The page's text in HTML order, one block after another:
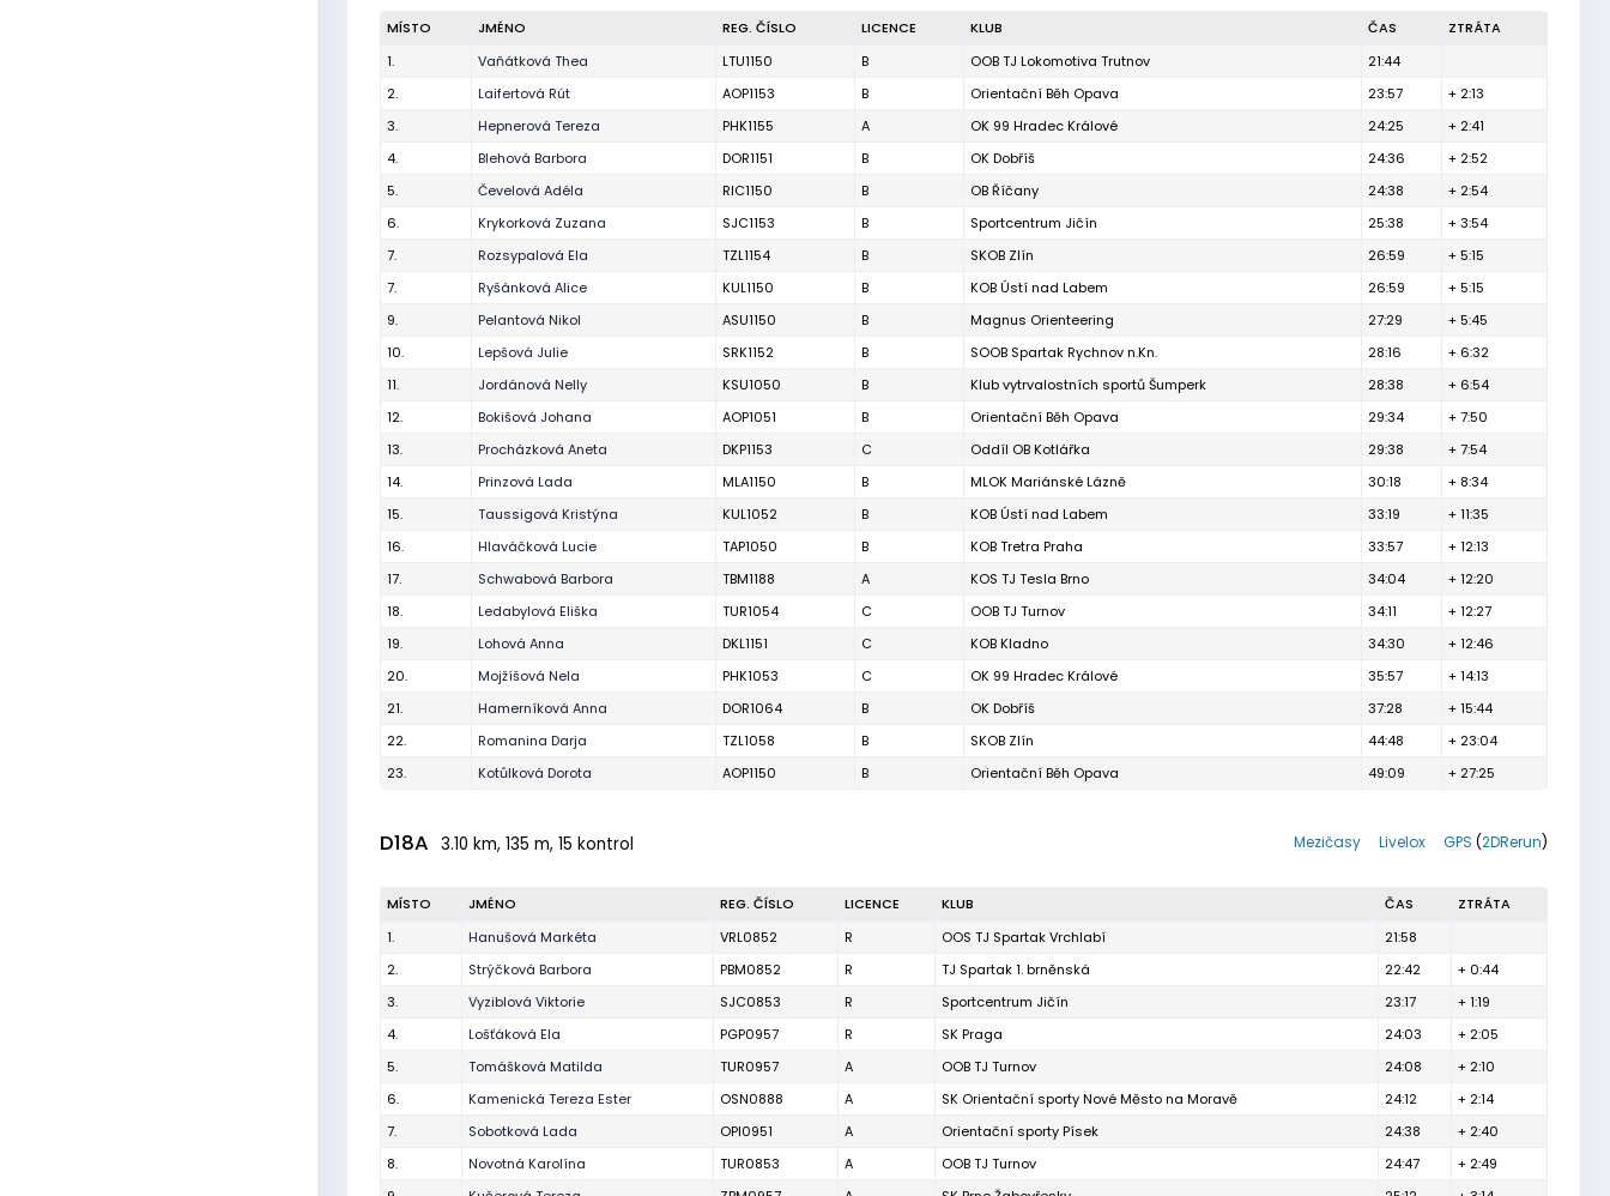
MÍSTO JMÉNO REG. ČÍSLO LICENCE KLUB ČAS
ZTRÁTA
1.
Vaňátková Thea LTU1150 B OOB TJ Lokomotiva Trutnov
21:44
2.
Laifertová Rút AOP1153 B Orientační Běh Opava 23:57
+ 2:13
3.
Hepnerová Tereza PHK1155 A OK 99 Hradec Králové 24:25
+ 2:41
4.
Blehová Barbora DOR1151 B OK Dobříš 24:36
+ 2:52
5.
Čevelová Adéla RIC1150 B OB Říčany 24:38
+ 2:54
6.
Krykorková Zuzana SJC1153 B Sportcentrum Jičín 25:38
+ 3:54
7.
Rozsypalová Ela TZL1154 B SKOB Zlín 26:59
+ 5:15
7.
Ryšánková Alice KUL1150 B KOB Ústí nad Labem 26:59
+ 5:15
9.
Pelantová Nikol ASU1150 B Magnus Orienteering 27:29
+ 5:45
10.
Lepšová Julie SRK1152 B SOOB Spartak Rychnov n.Kn. 28:16
+ 6:32
11.
Jordánová Nelly KSU1050 B Klub vytrvalostních sportů Šumperk 28:38
+ 6:54
12.
Bokišová Johana AOP1051 B Orientační Běh Opava 29:34
+ 7:50
13.
Procházková Aneta DKP1153 C Oddíl OB Kotlářka 29:38
+ 7:54
14.
Prinzová Lada MLA1150 B MLOK Mariánské Lázně 30:18
+ 8:34
15.
Taussigová Kristýna KUL1052 B KOB Ústí nad Labem 33:19
+ 11:35
16.
Hlaváčková Lucie TAP1050 B KOB Tretra Praha 33:57
+ 12:13
17.
Schwabová Barbora TBM1188 A KOS TJ Tesla Brno 34:04
+ 12:20
18.
Ledabylová Eliška TUR1054 C OOB TJ Turnov 34:11
+ 12:27
19.
Lohová Anna DKL1151 C KOB Kladno 34:30
+ 12:46
20.
Mojžíšová Nela PHK1053 C OK 99 Hradec Králové 35:57
+ 14:13
21.
Hamerníková Anna DOR1064 B OK Dobříš 37:28
+ 15:44
22.
Romanina Darja TZL1058 B SKOB Zlín 44:48
+ 23:04
23.
Kotůlková Dorota AOP1150 B Orientační Běh Opava 49:09 + 27:25
D18A 3.10 km, 135 m, 15 kontrol GPS (2DRerun)
Livelox
Mezičasy
MÍSTO JMÉNO REG. ČÍSLO LICENCE KLUB ČAS
ZTRÁTA
1.
Hanušová Markéta VRL0852 R OOS TJ Spartak Vrchlabí
21:58
2.
Strýčková Barbora PBM0852 R TJ Spartak 1. brněnská 22:42
+ 0:44
3.
Vyziblová Viktorie SJC0853 R Sportcentrum Jičín 23:17
+ 1:19
4.
Lošťáková Ela PGP0957 R SK Praga 24:03
+ 2:05
5.
Tomášková Matilda TUR0957 A OOB TJ Turnov 24:08
+ 2:10
6.
Kamenická Tereza Ester OSN0888 A SK Orientační sporty Nové Město na Moravě 24:12
+ 2:14
7.
Sobotková Lada OPI0951 A Orientační sporty Písek 24:38
+ 2:40
8.
Novotná Karolína TUR0853 A OOB TJ Turnov 24:47
+ 2:49